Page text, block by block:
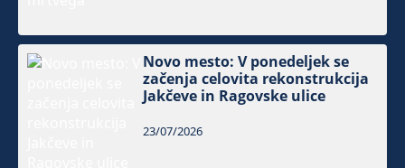
Novo mesto: V ponedeljek se
začenja celovita rekonstrukcija
Jakčeve in Ragovske ulice
23/07/2026